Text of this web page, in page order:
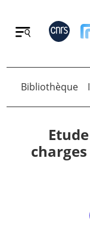
Retour
Bibliothèque
charges